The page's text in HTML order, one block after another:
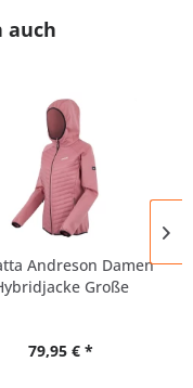
auch
Andreson Damen
Große
79,95 € *